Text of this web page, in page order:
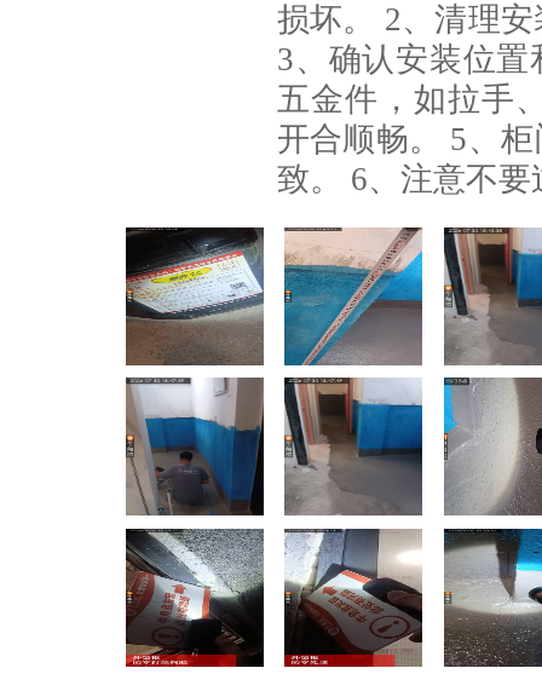
损坏。 2、清理
3、确认安装位
五金件，如拉手
开合顺畅。 5、
致。 6、注意不要